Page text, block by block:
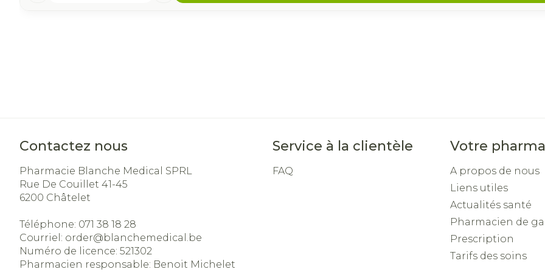
Contactez nous
Pharmacie Blanche Medical SPRL
Rue De Couillet 41-45
6200 Châtelet
Téléphone: 071 38 18 28
Courriel: order@blanchemedical.be
Numéro de licence: 521302
Pharmacien responsable: Benoit Michelet
Service à la clientèle
FAQ
Votre
A propos de nous
Liens utiles
Actualités santé
Pharmacien de
Prescription
Tarifs des soins